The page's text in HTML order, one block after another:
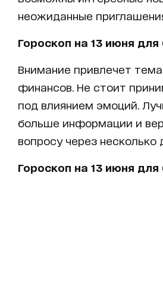
неожиданные
Гороскоп на 13 июня
Внимание привлечет
финансов. Не стоит
под влиянием эмоций.
больше информации и
вопросу через несколько
Гороскоп на 13 июня